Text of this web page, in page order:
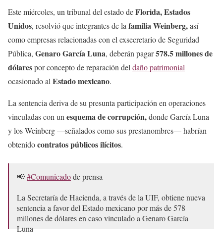
Este miércoles, un tribunal del estado deFlorida, Estados
Unidos, resolvió que integrantes de la familia Weinberg,así
como empresas relacionadas con el exsecretario de Seguridad
Pública, Genaro García Luna, deberán pagar578.5 millones de
dólarespor concepto de reparación del daño patrimonial
ocasionado al Estado mexicano.
La sentencia deriva de su presunta participación en operaciones
vinculadas con un esquema de corrupción,donde García Luna
y los Weinberg —señalados como sus prestanombres— habrían
obtenidocontratos públicos ilícitos.
📢#Comunicadode prensa
La Secretaría de Hacienda, a través de la UIF, obtiene nueva
sentencia a favor del Estado mexicano por más de 578
millones de dólares en caso vinculado a Genaro García
Luna